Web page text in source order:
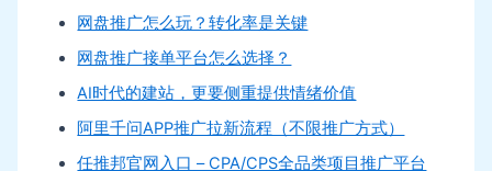
网盘推广怎么玩？转化率是关键
网盘推广接单平台怎么选择？
AI时代的建站，更要侧重提供情绪价值
阿里千问APP推广拉新流程（不限推广方式）
任推邦官网入口 – CPA/CPS全品类项目推广平台